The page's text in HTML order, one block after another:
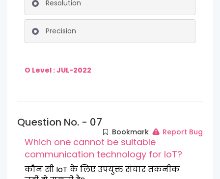
Resolution
Precision
O Level : JUL-2022
Question No. - 07
Bookmark Report Bug
Which one cannot be suitable
communication technology for IoT?
कौन सी IoT के लिए उपयुक्त संचार तकनीक